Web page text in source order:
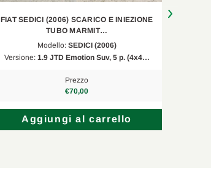
FIAT SEDICI (2006) SCARICO E INIEZIONE
TUBO MARMIT…
Modello: SEDICI (2006)
Versione: 1.9 JTD Emotion Suv, 5 p. (4x4…
Prezzo
€70,00
Aggiungi al carrello